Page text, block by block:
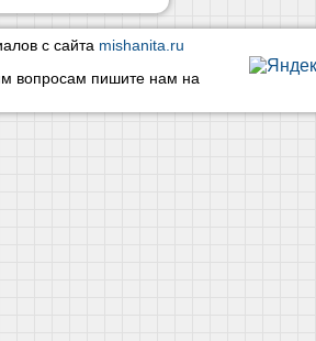
с сайта mishanita.ru
вопросам пишите нам на